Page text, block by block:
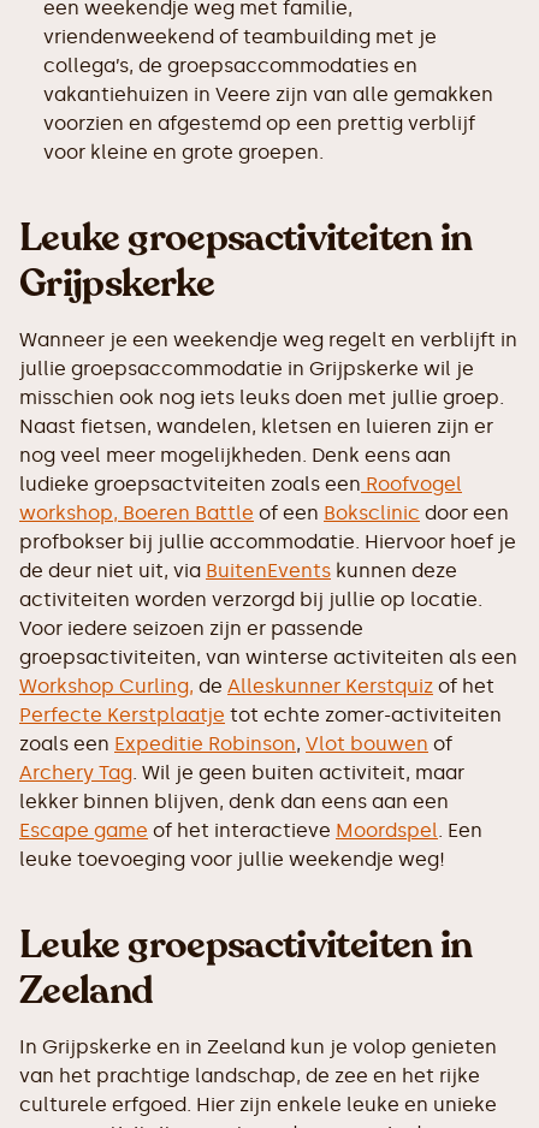
een weekendje weg met familie,
vriendenweekend of teambuilding met je
collega’s, de groepsaccommodaties en
vakantiehuizen in Veere zijn van alle gemakken
voorzien en afgestemd op een prettig verblijf
voor kleine en grote groepen.
Leuke groepsactiviteiten in
Grijpskerke
Wanneer je een weekendje weg regelt en verblijft in
jullie groepsaccommodatie in Grijpskerke wil je
misschien ook nog iets leuks doen met jullie groep.
Naast fietsen, wandelen, kletsen en luieren zijn er
nog veel meer mogelijkheden. Denk eens aan
ludieke groepsactviteiten zoals een Roofvogel
workshop, Boeren Battle of een Boksclinic door een
profbokser bij jullie accommodatie. Hiervoor hoef je
de deur niet uit, via BuitenEvents kunnen deze
activiteiten worden verzorgd bij jullie op locatie.
Voor iedere seizoen zijn er passende
groepsactiviteiten, van winterse activiteiten als een
Workshop Curling, de Alleskunner Kerstquiz of het
Perfecte Kerstplaatje tot echte zomer-activiteiten
zoals een Expeditie Robinson, Vlot bouwen of
Archery Tag. Wil je geen buiten activiteit, maar
lekker binnen blijven, denk dan eens aan een
Escape game of het interactieve Moordspel. Een
leuke toevoeging voor jullie weekendje weg!
Leuke groepsactiviteiten in
Zeeland
In Grijpskerke en in Zeeland kun je volop genieten
van het prachtige landschap, de zee en het rijke
culturele erfgoed. Hier zijn enkele leuke en unieke